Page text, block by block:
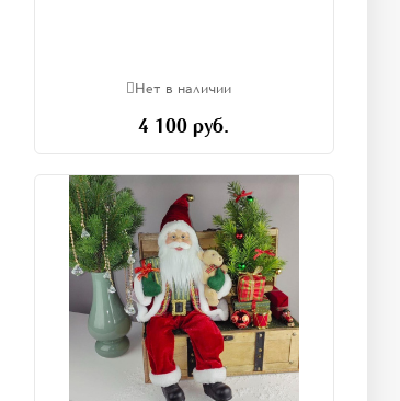
Нет в наличии
4 100 руб.